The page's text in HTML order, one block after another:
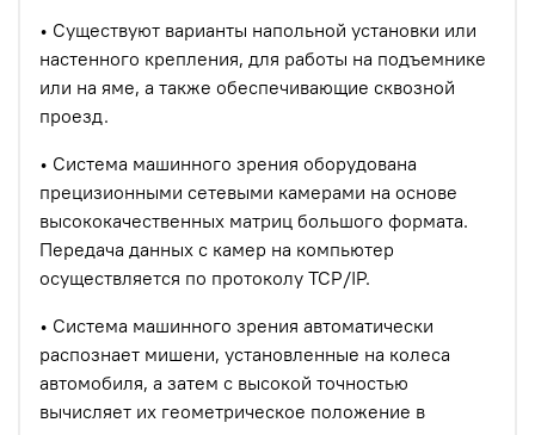
• Существуют варианты напольной установки или
настенного крепления, для работы на подъемнике
или на яме, а также обеспечивающие сквозной
проезд.
• Система машинного зрения оборудована
прецизионными сетевыми камерами на основе
высококачественных матриц большого формата.
Передача данных с камер на компьютер
осуществляется по протоколу TCP/IP.
• Система машинного зрения автоматически
распознает мишени, установленные на колеса
автомобиля, а затем с высокой точностью
вычисляет их геометрическое положение в